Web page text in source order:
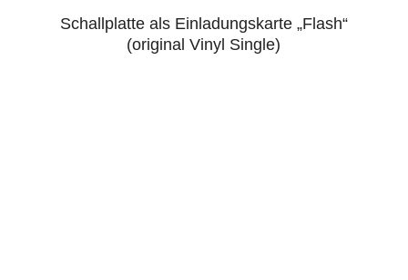
5.00
Schallplatte als Einladungskarte „Flash“
(original Vinyl Single)